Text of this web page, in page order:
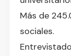
Más de
sociales.